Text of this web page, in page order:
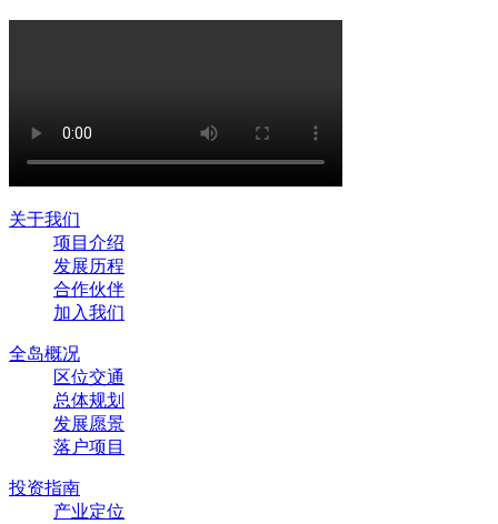
关于我们
项目介绍
发展历程
合作伙伴
加入我们
全岛概况
区位交通
总体规划
发展愿景
落户项目
投资指南
产业定位